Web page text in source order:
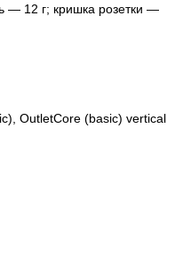
— 12 г; кришка розетки —
OutletCore (basic) vertical